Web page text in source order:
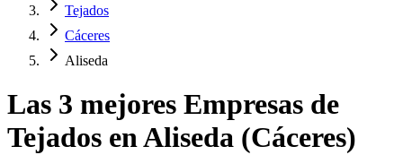
Tejados
Cáceres
Aliseda
Las 3 mejores Empresas de
Tejados enAliseda (Cáceres)